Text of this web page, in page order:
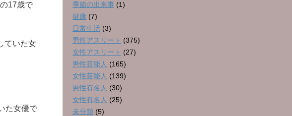
17歳で
ていた女
た女優で
季節の出来事 (1)
健康 (7)
日常生活 (3)
男性アスリート (375)
女性アスリート (27)
男性芸能人 (165)
女性芸能人 (139)
男性有名人 (30)
女性有名人 (25)
未分類 (5)